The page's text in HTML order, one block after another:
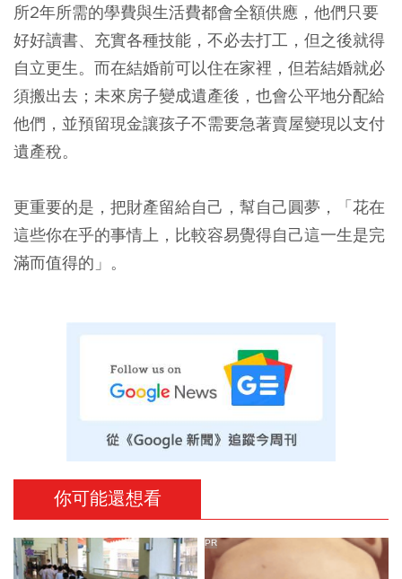
所2年所需的學費與生活費都會全額供應，他們只要
好好讀書、充實各種技能，不必去打工，但之後就得
自立更生。而在結婚前可以住在家裡，但若結婚就必
須搬出去；未來房子變成遺產後，也會公平地分配給
他們，並預留現金讓孩子不需要急著賣屋變現以支付
遺產稅。
更重要的是，把財產留給自己，幫自己圓夢，「花在
這些你在乎的事情上，比較容易覺得自己這一生是完
滿而值得的」。
你可能還想看
PR